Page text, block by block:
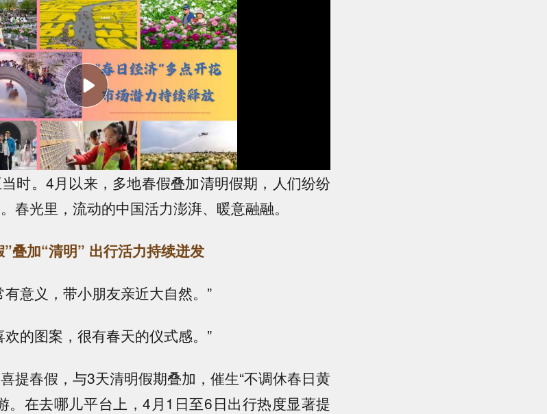
。4月以来，多地春假叠加清明假期，人们纷纷
春光里，流动的中国活力澎湃、暖意融融。
”叠加“清明” 出行活力持续迸发
意义，带小朋友亲近大自然。”
的图案，很有春天的仪式感。”
春假，与3天清明假期叠加，催生“不调休春日黄
。在去哪儿平台上，4月1日至6日出行热度显著提